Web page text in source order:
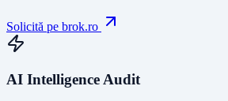
Solicită pe brok.ro
AI Intelligence Audit